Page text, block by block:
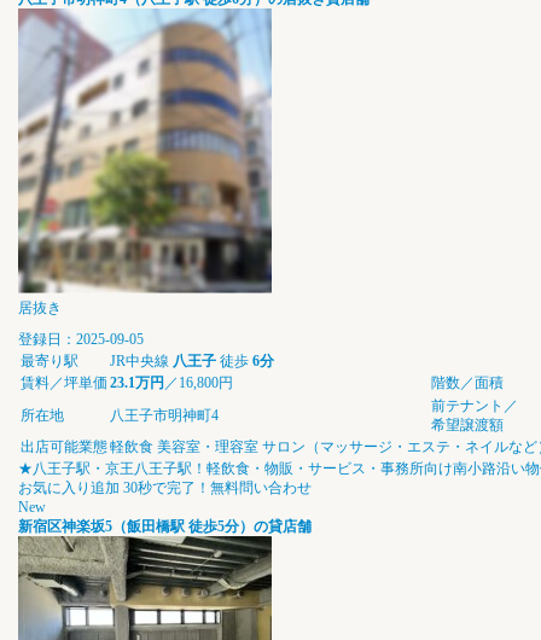
居抜き
登録日：2025-09-05
最寄り駅
JR中央線 八王子 徒歩 6分
賃料／坪単価 23.1万円 ／16,800円
階数／面積
所在地
八王子市明神町4
前テナント／
希望譲渡額
出店可能業態軽飲食 美容室・理容室 サロン（マッサージ・エステ・ネイルなど
★八王子駅・京王八王子駅！軽飲食・物販・サービス・事務所向け南小路沿い
お気に入り追加 30秒で完了！無料問い合わせ
New
新宿区神楽坂5（飯田橋駅 徒歩5分）の貸店舗